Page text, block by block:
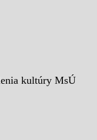
kultúry MsÚ